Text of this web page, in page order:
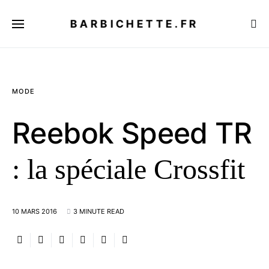
BARBICHETTE.FR
MODE
Reebok Speed TR
: la spéciale Crossfit
10 MARS 2016 3 MINUTE READ